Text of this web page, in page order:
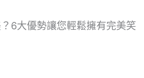
6大優勢讓您輕鬆擁有完美笑